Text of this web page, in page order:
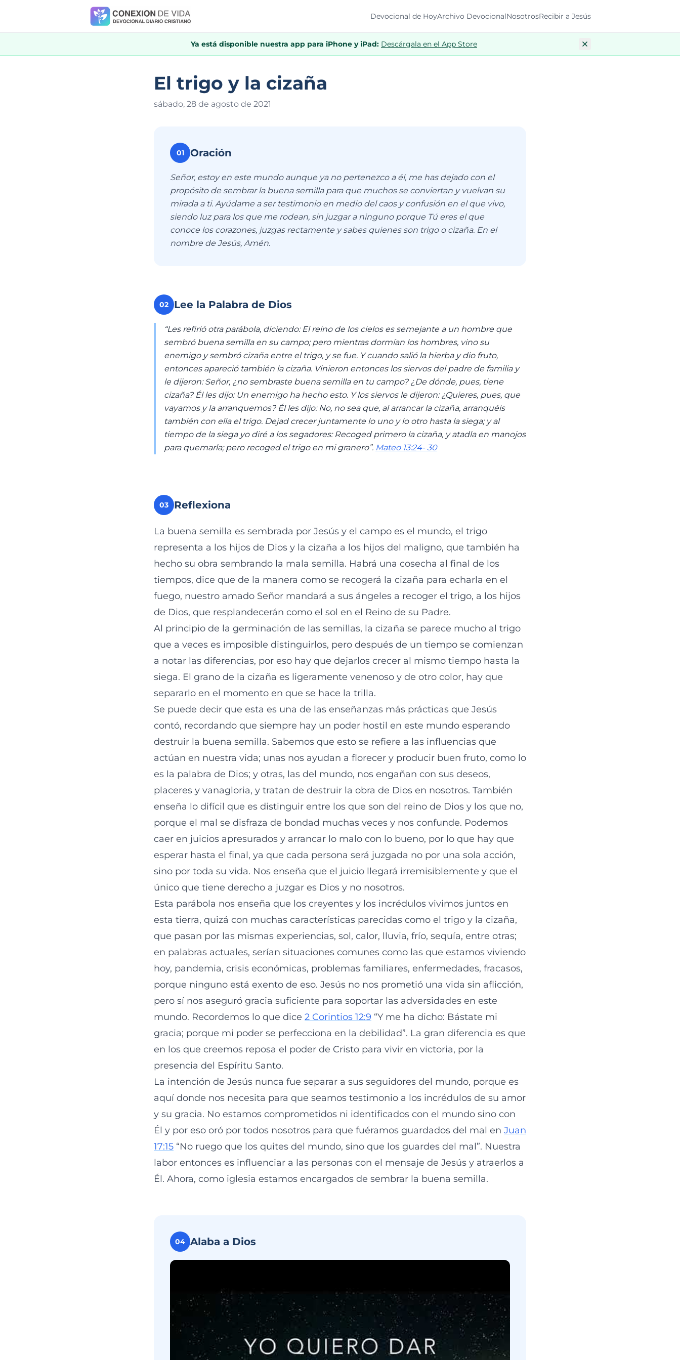
Devocional de HoyArchivo DevocionalNosotrosRecibir a Jesús
Ya está disponible nuestra app para iPhone y iPad: Descárgala en el App Store
El trigo y la cizaña
sábado, 28 de agosto de 2021
01 Oración
Señor, estoy en este mundo aunque ya no pertenezco a él, me has dejado con el
propósito de sembrar la buena semilla para que muchos se conviertan y vuelvan su
mirada a ti. Ayúdame a ser testimonio en medio del caos y confusión en el que vivo,
siendo luz para los que me rodean, sin juzgar a ninguno porque Tú eres el que
conoce los corazones, juzgas rectamente y sabes quienes son trigo o cizaña. En el
nombre de Jesús, Amén.
02 Lee la Palabra de Dios
“Les refirió otra parábola, diciendo: El reino de los cielos es semejante a un hombre que
sembró buena semilla en su campo; pero mientras dormían los hombres, vino su
enemigo y sembró cizaña entre el trigo, y se fue. Y cuando salió la hierba y dio fruto,
entonces apareció también la cizaña. Vinieron entonces los siervos del padre de familia y
le dijeron: Señor, ¿no sembraste buena semilla en tu campo? ¿De dónde, pues, tiene
cizaña? Él les dijo: Un enemigo ha hecho esto. Y los siervos le dijeron: ¿Quieres, pues, que
vayamos y la arranquemos? Él les dijo: No, no sea que, al arrancar la cizaña, arranquéis
también con ella el trigo. Dejad crecer juntamente lo uno y lo otro hasta la siega; y al
tiempo de la siega yo diré a los segadores: Recoged primero la cizaña, y atadla en manojos
para quemarla; pero recoged el trigo en mi granero”. Mateo 13:24- 30
03 Reflexiona
La buena semilla es sembrada por Jesús y el campo es el mundo, el trigo
representa a los hijos de Dios y la cizaña a los hijos del maligno, que también ha
hecho su obra sembrando la mala semilla. Habrá una cosecha al final de los
tiempos, dice que de la manera como se recogerá la cizaña para echarla en el
fuego, nuestro amado Señor mandará a sus ángeles a recoger el trigo, a los hijos
de Dios, que resplandecerán como el sol en el Reino de su Padre.
Al principio de la germinación de las semillas, la cizaña se parece mucho al trigo
que a veces es imposible distinguirlos, pero después de un tiempo se comienzan
a notar las diferencias, por eso hay que dejarlos crecer al mismo tiempo hasta la
siega. El grano de la cizaña es ligeramente venenoso y de otro color, hay que
separarlo en el momento en que se hace la trilla.
Se puede decir que esta es una de las enseñanzas más prácticas que Jesús
contó, recordando que siempre hay un poder hostil en este mundo esperando
destruir la buena semilla. Sabemos que esto se refiere a las influencias que
actúan en nuestra vida; unas nos ayudan a florecer y producir buen fruto, como lo
es la palabra de Dios; y otras, las del mundo, nos engañan con sus deseos,
placeres y vanagloria, y tratan de destruir la obra de Dios en nosotros. También
enseña lo difícil que es distinguir entre los que son del reino de Dios y los que no,
porque el mal se disfraza de bondad muchas veces y nos confunde. Podemos
caer en juicios apresurados y arrancar lo malo con lo bueno, por lo que hay que
esperar hasta el final, ya que cada persona será juzgada no por una sola acción,
sino por toda su vida. Nos enseña que el juicio llegará irremisiblemente y que el
único que tiene derecho a juzgar es Dios y no nosotros.
Esta parábola nos enseña que los creyentes y los incrédulos vivimos juntos en
esta tierra, quizá con muchas características parecidas como el trigo y la cizaña,
que pasan por las mismas experiencias, sol, calor, lluvia, frío, sequía, entre otras;
en palabras actuales, serían situaciones comunes como las que estamos viviendo
hoy, pandemia, crisis económicas, problemas familiares, enfermedades, fracasos,
porque ninguno está exento de eso. Jesús no nos prometió una vida sin aflicción,
pero sí nos aseguró gracia suficiente para soportar las adversidades en este
mundo. Recordemos lo que dice 2 Corintios 12:9 “Y me ha dicho: Bástate mi
gracia; porque mi poder se perfecciona en la debilidad”. La gran diferencia es que
en los que creemos reposa el poder de Cristo para vivir en victoria, por la
presencia del Espíritu Santo.
La intención de Jesús nunca fue separar a sus seguidores del mundo, porque es
aquí donde nos necesita para que seamos testimonio a los incrédulos de su amor
y su gracia. No estamos comprometidos ni identificados con el mundo sino con
Él y por eso oró por todos nosotros para que fuéramos guardados del mal en Juan
17:15 “No ruego que los quites del mundo, sino que los guardes del mal”. Nuestra
labor entonces es influenciar a las personas con el mensaje de Jesús y atraerlos a
Él. Ahora, como iglesia estamos encargados de sembrar la buena semilla.
04 Alaba a Dios